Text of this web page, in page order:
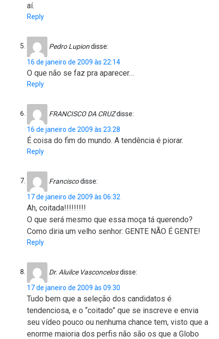
aí.
Reply
Pedro Lupiondisse:
16 de janeiro de 2009 às 22:14
O que não se faz pra aparecer…
Reply
FRANCISCO DA CRUZdisse:
16 de janeiro de 2009 às 23:28
É coisa do fim do mundo. A tendência é piorar.
Reply
Franciscodisse:
17 de janeiro de 2009 às 06:32
Ah, coitada!!!!!!!!!
O que será mesmo que essa moça tá querendo?
Como diria um velho senhor: GENTE NÃO É GENTE!
Reply
Dr. Aluilce Vasconcelosdisse:
17 de janeiro de 2009 às 09:30
Tudo bem que a seleção dos candidatos é
tendenciosa, e o “coitado” que se inscreve e envia
seu vídeo pouco ou nenhuma chance tem, visto que a
enorme maioria dos perfis não são os que a Globo